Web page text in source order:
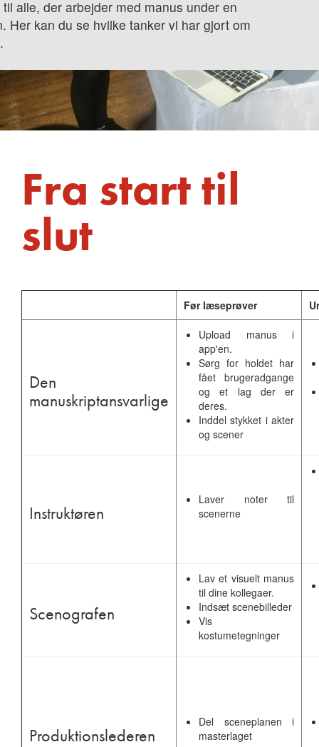
alle, der arbejder med manus under en
Her kan du se hvilke tanker vi har gjort om
Fra start til
slut
Før læseprøver
Den
manuskriptansvarlige
Upload manus i
app'en.
Sørg for holdet har
fået brugeradgange
og et lag der er
deres.
Inddel stykket i akter
og scener
Instruktøren
Laver noter til
scenerne
Scenografen
Lav et visuelt manus
til dine kollegaer.
Indsæt scenebilleder
Vis
kostumetegninger
Produktionslederen
Del sceneplanen i
masterlaget